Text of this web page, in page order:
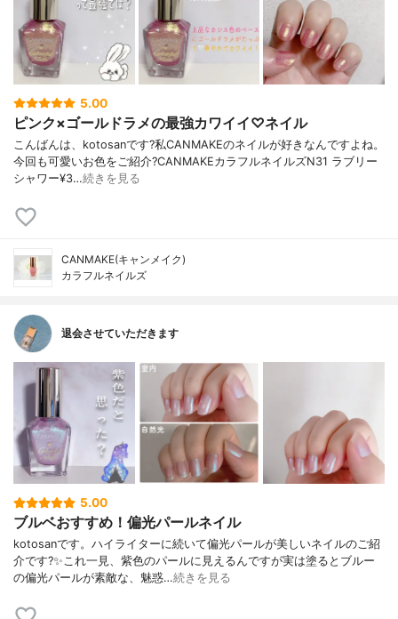
5.00
ピンク×ゴールドラメの最強カワイイ♡ネイル
こんばんは、kotosanです?私CANMAKEのネイルが好きなんですよね。
今回も可愛いお色をご紹介?CANMAKEカラフルネイルズN31 ラブリー
シャワー¥3…続きを見る
CANMAKE(キャンメイク)
カラフルネイルズ
退会させていただきます
5.00
ブルベおすすめ！偏光パールネイル
kotosanです。ハイライターに続いて偏光パールが美しいネイルのご紹
介です?✨これ一見、紫色のパールに見えるんですが実は塗るとブルー
の偏光パールが素敵な、魅惑…続きを見る